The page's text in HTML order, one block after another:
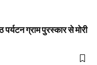
पर्यटन ग्राम पुरस्कार से मोरी